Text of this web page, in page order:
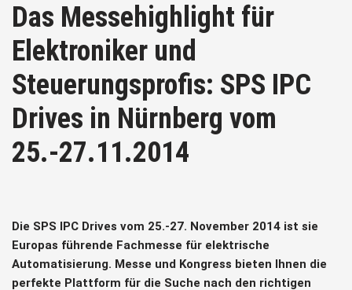
Das Messehighlight für
Elektroniker und
Steuerungsprofis: SPS IPC
Drives in Nürnberg vom
25.-27.11.2014
Die SPS IPC Drives vom 25.-27. November 2014 ist sie
Europas führende Fachmesse für elektrische
Automatisierung. Messe und Kongress bieten Ihnen die
perfekte Plattform für die Suche nach den richtigen